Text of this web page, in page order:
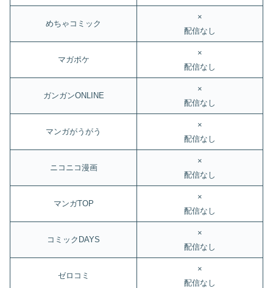
めちゃコミック
×
配信なし
マガポケ
×
配信なし
ガンガンONLINE
×
配信なし
マンガがうがう
×
配信なし
ニコニコ漫画
×
配信なし
マンガTOP
×
配信なし
コミックDAYS
×
配信なし
ゼロコミ
×
配信なし